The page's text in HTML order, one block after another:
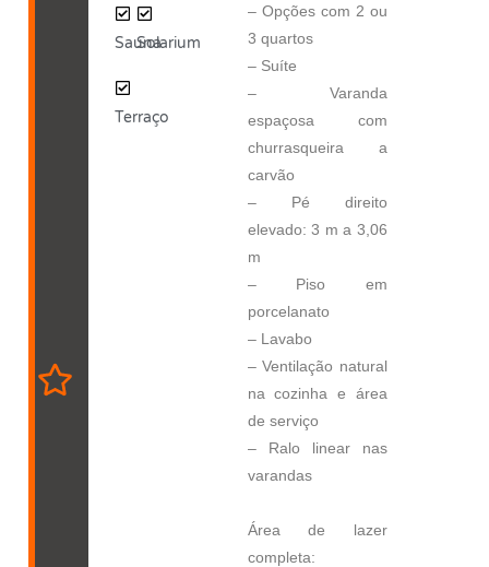
SaunaSolarium
Terraço
– Opções com 2 ou
3 quartos
– Suíte
– Varanda
espaçosa com
churrasqueira a
carvão
– Pé direito
elevado: 3 m a 3,06
m
– Piso em
porcelanato
– Lavabo
– Ventilação natural
na cozinha e área
de serviço
– Ralo linear nas
varandas
Área de lazer
completa: